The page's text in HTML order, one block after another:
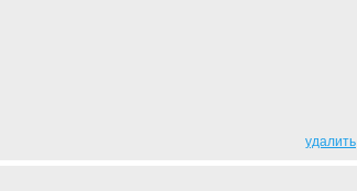
удалить